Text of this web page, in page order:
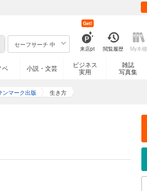
セーフサーチ 中
来店pt
Get!
閲覧履歴 My本棚
ベ 小説・文芸
ビジネス
実用
雑誌
写真集
ンマーク出版 生き方